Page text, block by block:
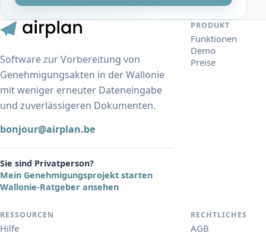
Software zur Vorbereitung von
Genehmigungsakten in der Wallonie
mit weniger erneuter Dateneingabe
und zuverlässigeren Dokumenten.
bonjour@airplan.be
Sie sind Privatperson?
Mein Genehmigungsprojekt starten
Wallonie-Ratgeber ansehen
PRODUKT
Funktionen
Demo
Preise
RESSOURCEN
Hilfe
RECHTLICHES
AGB